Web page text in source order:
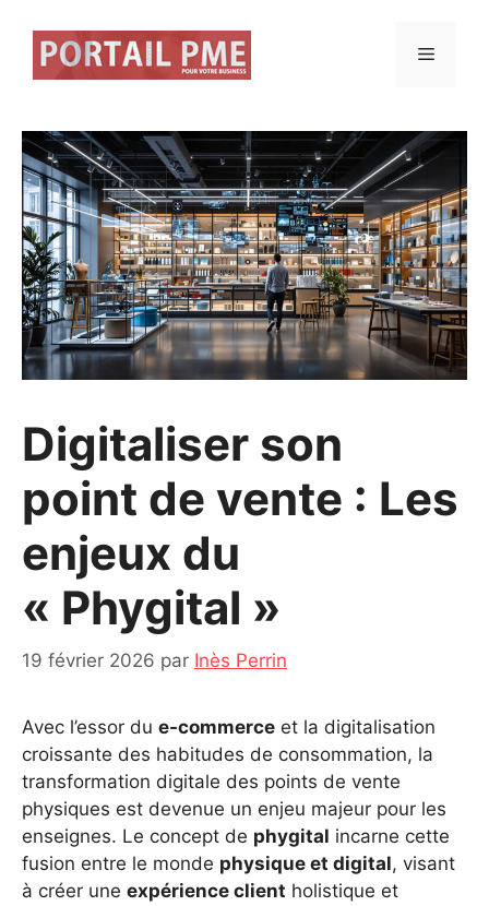
contenu
Menu
Digitaliser son
point de vente : Les
enjeux du
« Phygital »
19 février 2026 par Inès Perrin
Avec l’essor du e-commerce et la digitalisation
croissante des habitudes de consommation, la
transformation digitale des points de vente
physiques est devenue un enjeu majeur pour les
enseignes. Le concept de phygital incarne cette
fusion entre le monde physique et digital, visant
à créer une expérience client holistique et